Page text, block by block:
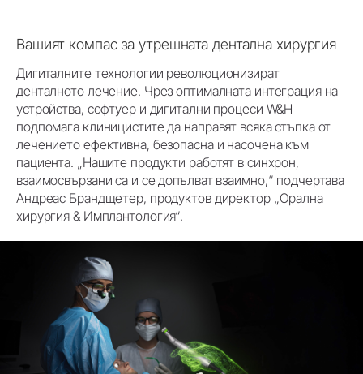
Вашият компас за утрешната дентална хирургия
Дигиталните технологии революционизират
денталното лечение. Чрез оптималната интеграция на
устройства, софтуер и дигитални процеси W&H
подпомага клиницистите да направят всяка стъпка от
лечението ефективна, безопасна и насочена към
пациента. „Нашите продукти работят в синхрон,
взаимосвързани са и се допълват взаимно,“ подчертава
Андреас Брандщетер, продуктов директор „Орална
хирургия & Имплантология“.